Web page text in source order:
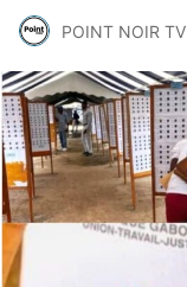
POINT NOIR TV